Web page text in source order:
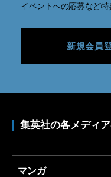
イベントへの応募など特
新規会員
集英社の各メディ
マンガ